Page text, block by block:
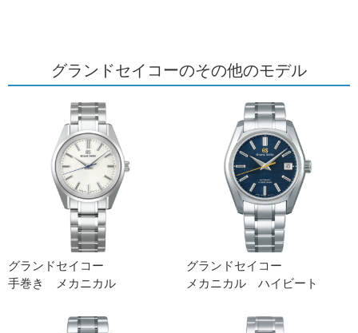
グランドセイコーのその他のモデル
グランドセイコー
手巻き メカニカル
グランドセイコー
メカニカル ハイビート